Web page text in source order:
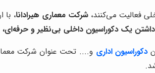
فعالیت می‌کنند،شرکت معماری هیرادانا، با
یک دکوراسیون داخلی بی‌نظیر و
دکوراسیون اداری و.... تحت عنوان شرکت